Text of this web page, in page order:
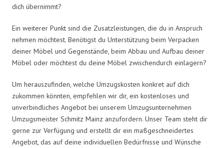
dich übernimmt?
Ein weiterer Punkt sind die Zusatzleistungen, die du in Anspruch
nehmen möchtest. Benötigst du Unterstützung beim Verpacken
deiner Möbel und Gegenstände, beim Abbau und Aufbau deiner
Möbel oder möchtest du deine Möbel zwischendurch einlagern?
Um herauszufinden, welche Umzugskosten konkret auf dich
zukommen könnten, empfehlen wir dir, ein kostenloses und
unverbindliches Angebot bei unserem Umzugsunternehmen
Umzugsmeister Schmitz Mainz anzufordern. Unser Team steht dir
gerne zur Verfügung und erstellt dir ein maßgeschneidertes
Angebot, das auf deine individuellen Bedürfnisse und Wünsche